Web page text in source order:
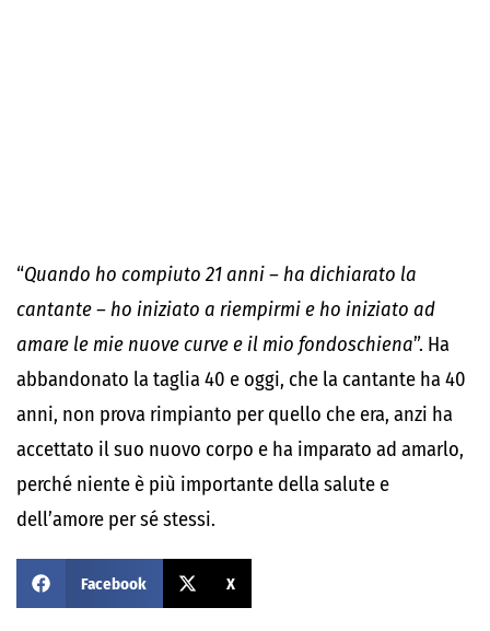
“Quando ho compiuto 21 anni – ha dichiarato la
cantante – ho iniziato a riempirmi e ho iniziato ad
amare le mie nuove curve e il mio fondoschiena”. Ha
abbandonato la taglia 40 e oggi, che la cantante ha 40
anni, non prova rimpianto per quello che era, anzi ha
accettato il suo nuovo corpo e ha imparato ad amarlo,
perché niente è più importante della salute e
dell’amore per sé stessi.
Facebook X